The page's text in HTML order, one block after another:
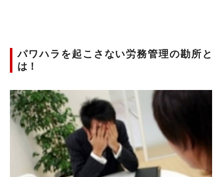
パワハラを起こさない労務管理の勘所と
は！